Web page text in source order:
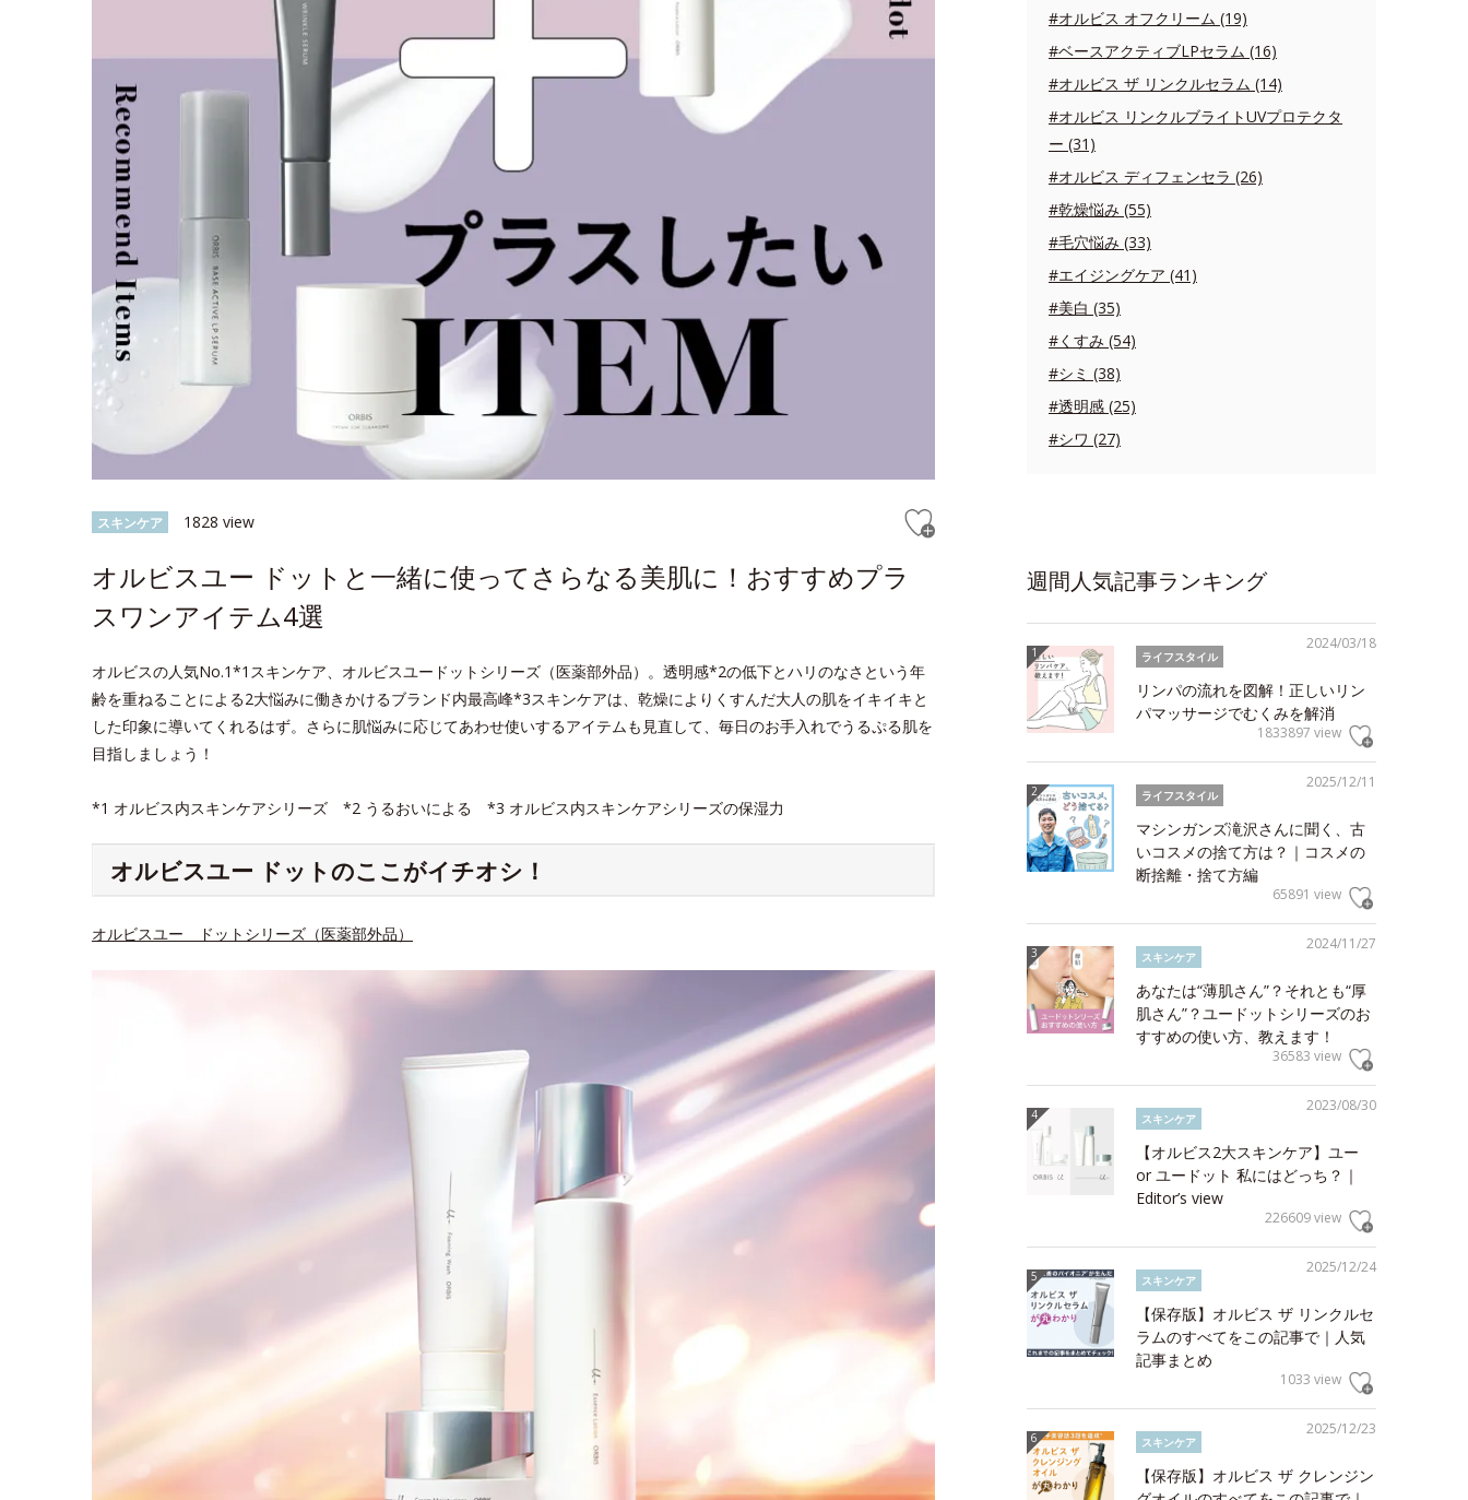
スキンケア 1828 view
オルビスユー ドットと一緒に使ってさらなる美肌に！おすすめプラ
スワンアイテム4選
オルビスの人気No.1*1スキンケア、オルビスユードットシリーズ（医薬部外品）。透明感*2の低下とハリのなさという年
齢を重ねることによる2大悩みに働きかけるブランド内最高峰*3スキンケアは、乾燥によりくすんだ大人の肌をイキイキと
した印象に導いてくれるはず。さらに肌悩みに応じてあわせ使いするアイテムも見直して、毎日のお手入れでうるぷる肌を
目指しましょう！
*1 オルビス内スキンケアシリーズ *2 うるおいによる *3 オルビス内スキンケアシリーズの保湿力
オルビスユー ドットのここがイチオシ！
オルビスユー ドットシリーズ（医薬部外品）
#オルビス オフクリーム (19)
#ベースアクティブLPセラム (16)
#オルビス ザ リンクルセラム (14)
#オルビス リンクルブライトUVプロテクタ
ー (31)
#オルビス ディフェンセラ (26)
#乾燥悩み (55)
#毛穴悩み (33)
#エイジングケア (41)
#美白 (35)
#くすみ (54)
#シミ (38)
#透明感 (25)
#シワ (27)
週間人気記事ランキング
2024/03/18
ライフスタイル
リンパの流れを図解！正しいリン
パマッサージでむくみを解消
1833897 view
2025/12/11
ライフスタイル
マシンガンズ滝沢さんに聞く、古
いコスメの捨て方は？｜コスメの
断捨離・捨て方編
65891 view
2024/11/27
スキンケア
あなたは“薄肌さん”？それとも“厚
肌さん”？ユードットシリーズのお
すすめの使い方、教えます！
36583 view
2023/08/30
スキンケア
【オルビス2大スキンケア】ユー
or ユードット 私にはどっち？｜
Editor’s view
226609 view
2025/12/24
スキンケア
【保存版】オルビス ザ リンクルセ
ラムのすべてをこの記事で｜人気
記事まとめ
1033 view
2025/12/23
スキンケア
【保存版】オルビス ザ クレンジン